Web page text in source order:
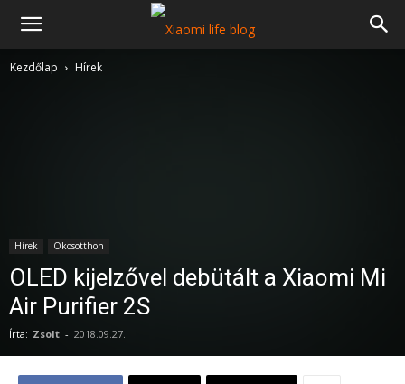
Kezdőlap Hírek
Hírek Okosotthon
OLED kijelzővel debütált a Xiaomi Mi
Air Purifier 2S
Írta: Zsolt - 2018.09.27.